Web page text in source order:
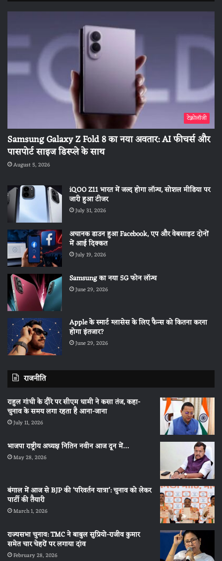
टेक्नोलॉजी
Samsung Galaxy Z Fold 8 का नया अवतार: AI फीचर्स और
पासपोर्ट साइज डिस्प्ले के साथ
August 5, 2026
iQOO Z11 भारत में जल्द होगा लॉन्च, सोशल मीडिया पर
जारी हुआ टीजर
July 31, 2026
अचानक डाउन हुआ Facebook, एप और वेबसाइट दोनों
में आई दिक्कत
July 19, 2026
Samsung का नया 5G फोन लॉन्च
June 29, 2026
Apple के स्मार्ट ग्लासेस के लिए फैन्स को कितना करना
होगा इंतजार?
June 29, 2026
राजनीति
राहुल गांधी के दौरे पर सीएम धामी ने कसा तंज, कहा-
चुनाव के समय लगा रहता है आना-जाना
July 11, 2026
भाजपा राष्ट्रीय अध्यक्ष नितिन नवीन आज दून में…
May 28, 2026
बंगाल में आज से BJP की ‘परिवर्तन यात्रा’: चुनाव को लेकर
पार्टी की तैयारी
March 1, 2026
राज्यसभा चुनाव: TMC ने बाबुल सुप्रियो-राजीव कुमार
समेत चार चेहरों पर लगाया दांव
February 28, 2026